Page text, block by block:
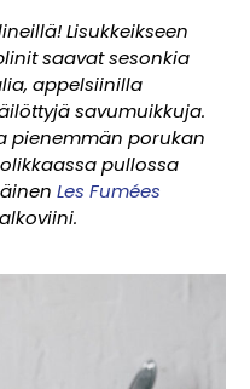
Lisukkeikseen
saavat sesonkia
appelsiinilla
savumuikkuja.
pienemmän porukan
pullossa
Les Fumées